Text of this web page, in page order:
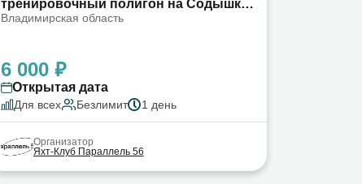
тренировочный полигон на Содышке
во Владимире
Владимирская область
6 000 ₽
Открытая дата
Для всех Безлимит 1 день
Организатор
Яхт-Клуб Параллель 56